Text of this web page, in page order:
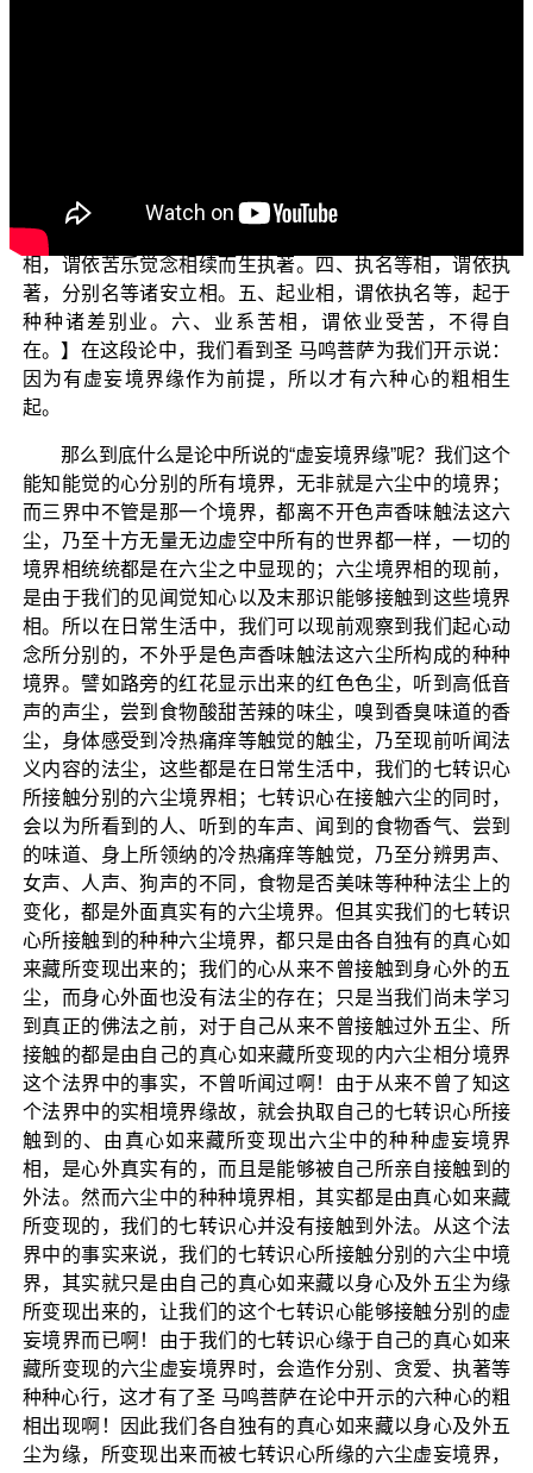
缘故，复生六种相：一、智相，谓缘境界生爱、非爱心。
二、相续相，谓依于智，苦乐觉念相应不断。三、执著
相，谓依苦乐觉念相续而生执著。四、执名等相，谓依执
著，分别名等诸安立相。五、起业相，谓依执名等，起于
种种诸差别业。六、业系苦相，谓依业受苦，不得自
在。】在这段论中，我们看到圣 马鸣菩萨为我们开示说：
因为有虚妄境界缘作为前提，所以才有六种心的粗相生
起。
那么到底什么是论中所说的“虚妄境界缘”呢？我们这个
能知能觉的心分别的所有境界，无非就是六尘中的境界；
而三界中不管是那一个境界，都离不开色声香味触法这六
尘，乃至十方无量无边虚空中所有的世界都一样，一切的
境界相统统都是在六尘之中显现的；六尘境界相的现前，
是由于我们的见闻觉知心以及末那识能够接触到这些境界
相。所以在日常生活中，我们可以现前观察到我们起心动
念所分别的，不外乎是色声香味触法这六尘所构成的种种
境界。譬如路旁的红花显示出来的红色色尘，听到高低音
声的声尘，尝到食物酸甜苦辣的味尘，嗅到香臭味道的香
尘，身体感受到冷热痛痒等触觉的触尘，乃至现前听闻法
义内容的法尘，这些都是在日常生活中，我们的七转识心
所接触分别的六尘境界相；七转识心在接触六尘的同时，
会以为所看到的人、听到的车声、闻到的食物香气、尝到
的味道、身上所领纳的冷热痛痒等触觉，乃至分辨男声、
女声、人声、狗声的不同，食物是否美味等种种法尘上的
变化，都是外面真实有的六尘境界。但其实我们的七转识
心所接触到的种种六尘境界，都只是由各自独有的真心如
来藏所变现出来的；我们的心从来不曾接触到身心外的五
尘，而身心外面也没有法尘的存在；只是当我们尚未学习
到真正的佛法之前，对于自己从来不曾接触过外五尘、所
接触的都是由自己的真心如来藏所变现的内六尘相分境界
这个法界中的事实，不曾听闻过啊！由于从来不曾了知这
个法界中的实相境界缘故，就会执取自己的七转识心所接
触到的、由真心如来藏所变现出六尘中的种种虚妄境界
相，是心外真实有的，而且是能够被自己所亲自接触到的
外法。然而六尘中的种种境界相，其实都是由真心如来藏
所变现的，我们的七转识心并没有接触到外法。从这个法
界中的事实来说，我们的七转识心所接触分别的六尘中境
界，其实就只是由自己的真心如来藏以身心及外五尘为缘
所变现出来的，让我们的这个七转识心能够接触分别的虚
妄境界而已啊！由于我们的七转识心缘于自己的真心如来
藏所变现的六尘虚妄境界时，会造作分别、贪爱、执著等
种种心行，这才有了圣 马鸣菩萨在论中开示的六种心的粗
相出现啊！因此我们各自独有的真心如来藏以身心及外五
尘为缘，所变现出来而被七转识心所缘的六尘虚妄境界，